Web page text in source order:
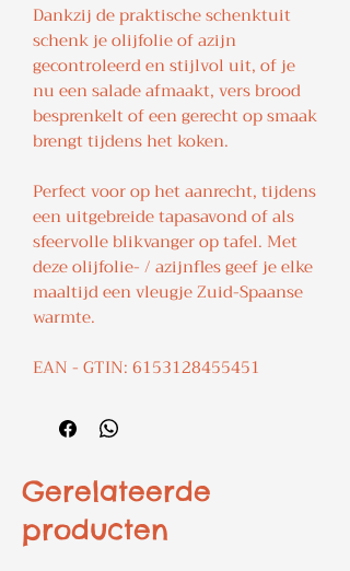
Dankzij de praktische schenktuit
schenk je olijfolie of azijn
gecontroleerd en stijlvol uit, of je
nu een salade afmaakt, vers brood
besprenkelt of een gerecht op smaak
brengt tijdens het koken.
Perfect voor op het aanrecht, tijdens
een uitgebreide tapasavond of als
sfeervolle blikvanger op tafel. Met
deze olijfolie- / azijnfles geef je elke
maaltijd een vleugje Zuid-Spaanse
warmte.
EAN - GTIN: 6153128455451
Gerelateerde
producten